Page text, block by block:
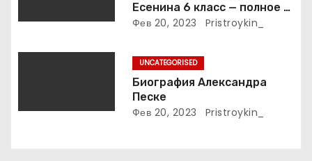
м
Есенина 6 класс — полное и
подробное описание жизни
Фев 20, 2023 Pristroykin_
UNCATEGORISED
Биография Александра
Песке
Фев 20, 2023 Pristroykin_